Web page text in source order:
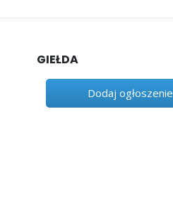
GIEŁDA
Dodaj ogłoszenie